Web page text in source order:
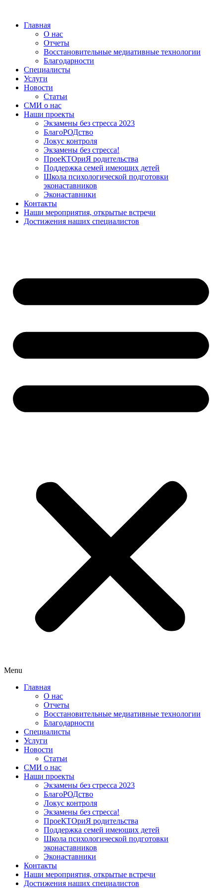
Главная
О нас
Отчеты
Восстановительные медиативные технологии
Благодарности
Специалисты
Услуги
Новости
Статьи
СМИ о нас
Наши проекты
Экзамены без стресса 2023
БлагоРОДство
Локус контроля
Экзамены без стресса!
ПроеКТОриЯ родительства
Поддержка семей имеющих детей
Школа психологической подготовки
эконаставников
Эконаставники
Контакты
Наши мероприятия, открытые встречи
Достижения наших специалистов
Menu
Главная
О нас
Отчеты
Восстановительные медиативные технологии
Благодарности
Специалисты
Услуги
Новости
Статьи
СМИ о нас
Наши проекты
Экзамены без стресса 2023
БлагоРОДство
Локус контроля
Экзамены без стресса!
ПроеКТОриЯ родительства
Поддержка семей имеющих детей
Школа психологической подготовки
эконаставников
Эконаставники
Контакты
Наши мероприятия, открытые встречи
Достижения наших специалистов